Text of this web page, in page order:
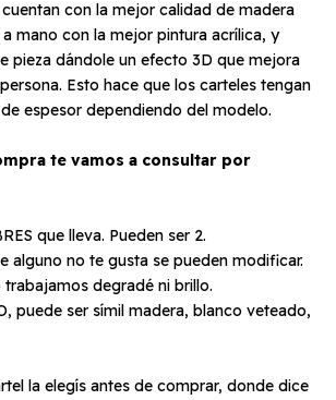
con la mejor calidad de madera
mano con la mejor pintura acrílica, y
pieza dándole un efecto 3D que mejora
Esto hace que los carteles tengan
espesor dependiendo del modelo.
te vamos a consultar por
que lleva. Pueden ser 2.
alguno no te gusta se pueden modificar.
trabajamos degradé ni brillo.
puede ser símil madera, blanco veteado,
la elegís antes de comprar, donde dice